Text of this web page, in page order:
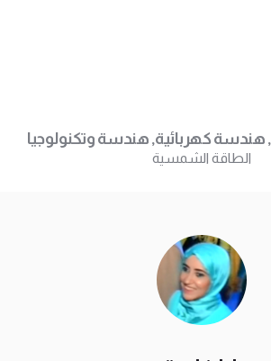
, هندسة كهربائية, هندسة وتكنولوجيا
الطاقة الشمسية